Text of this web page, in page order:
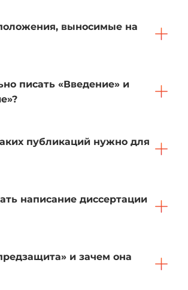
выносимые на
писать «Введение» и
публикаций нужно для
написание диссертации
и зачем она